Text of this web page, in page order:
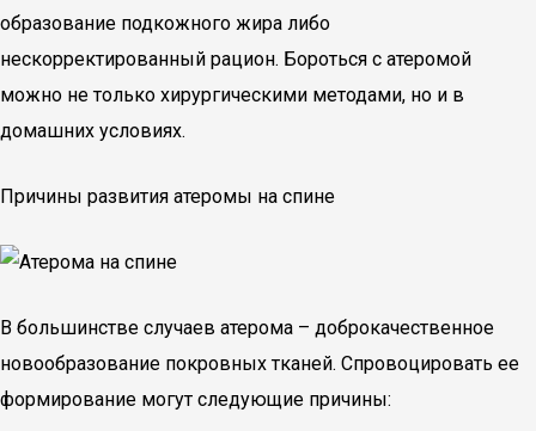
образование подкожного жира либо
нескорректированный рацион. Бороться с атеромой
можно не только хирургическими методами, но и в
домашних условиях.
Причины развития атеромы на спине
В большинстве случаев атерома – доброкачественное
новообразование покровных тканей. Спровоцировать ее
формирование могут следующие причины: